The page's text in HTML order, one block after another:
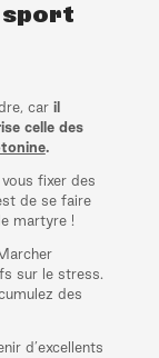
sport
car il
celle des
.
fixer des
de se faire
martyre !
sur le stress.
des
d’excellents